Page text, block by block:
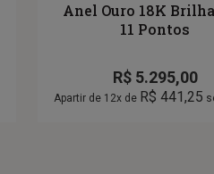
Anel Ouro 18K
11 Pontos
R$5.295,00
Apartir de 12x de R$ 441,25